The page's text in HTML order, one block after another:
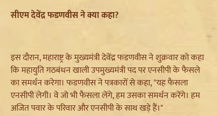
सीएम देवेंद्र फडणवीस ने क्या कहा?
इस दौरान, महाराष्ट्र के मुख्यमंत्री देवेंद्र फडणवीस ने शुक्रवार को कहा
कि महायुति गठबंधन खाली उपमुख्यमंत्री पद पर एनसीपी के फैसले
का समर्थन करेगा। फडणवीस ने पत्रकारों से कहा, "यह फैसला
एनसीपी लेगी। वे जो भी फैसला लेंगे, हम उसका समर्थन करेंगे। हम
अजित पवार के परिवार और एनसीपी के साथ खड़े हैं।"